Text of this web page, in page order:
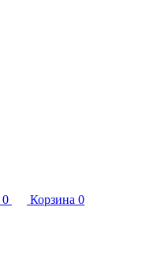
0 Корзина 0